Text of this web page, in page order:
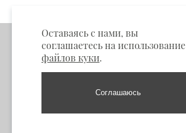
Оставаясь с нами, вы
соглашаетесь на использование
файлов куки.
Соглашаюсь